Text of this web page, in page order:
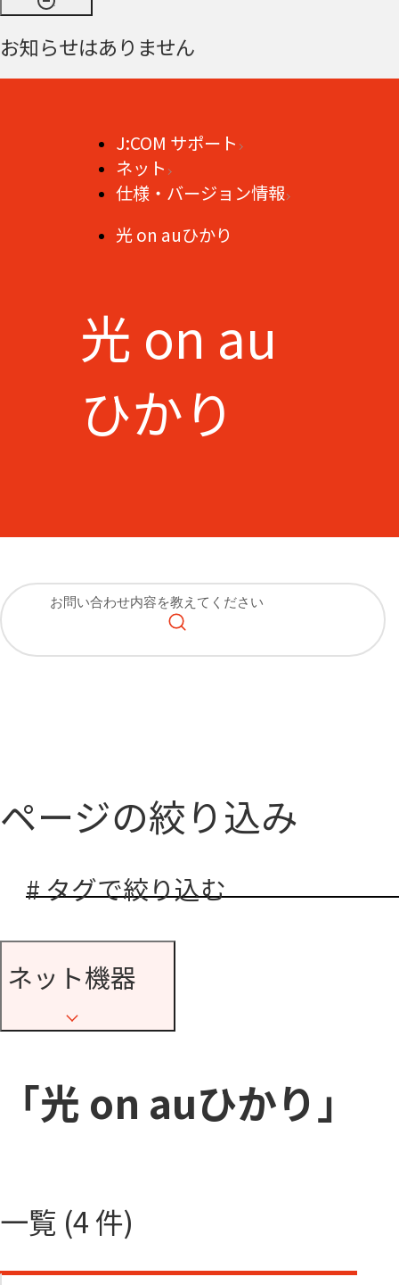
お知らせはありません
J:COM サポート
ネット
仕様・バージョン情報
光 on auひかり
光 on au
ひかり
ページの絞り込み
# タグで絞り込む
ネット機器
「光 on auひかり」
一覧 (4 件)